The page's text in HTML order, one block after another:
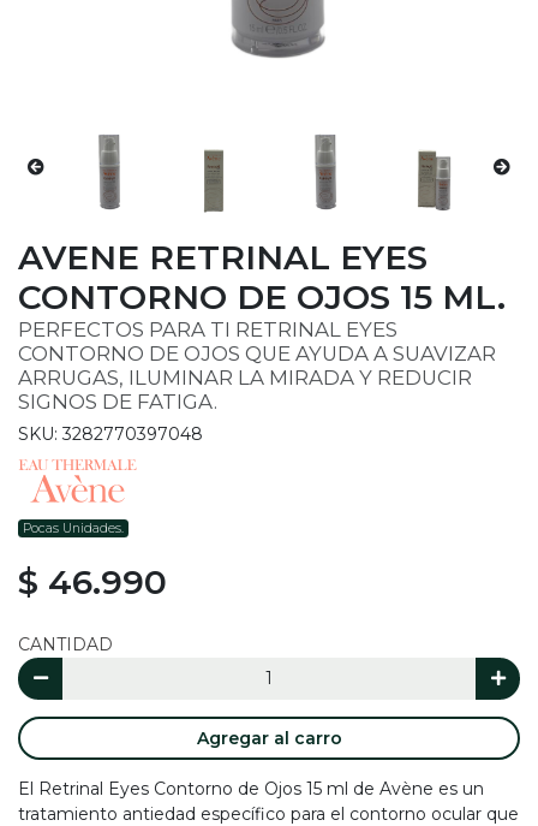
AVENE RETRINAL EYES
CONTORNO DE OJOS 15 ML.
PERFECTOS PARA TI RETRINAL EYES
CONTORNO DE OJOS QUE AYUDA A SUAVIZAR
ARRUGAS, ILUMINAR LA MIRADA Y REDUCIR
SIGNOS DE FATIGA.
SKU: 3282770397048
Pocas Unidades.
$ 46.990
CANTIDAD
Agregar al carro
El Retrinal Eyes Contorno de Ojos 15 ml de Avène es un
tratamiento antiedad específico para el contorno ocular que